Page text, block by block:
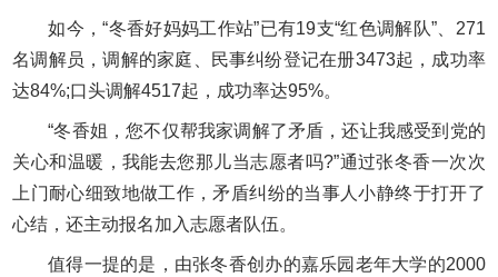
如今，“冬香好妈妈工作站”已有19支“红色调解队”、271
名调解员，调解的家庭、民事纠纷登记在册3473起，成功率
达84%;口头调解4517起，成功率达95%。
“冬香姐，您不仅帮我家调解了矛盾，还让我感受到党的
关心和温暖，我能去您那儿当志愿者吗?”通过张冬香一次次
上门耐心细致地做工作，矛盾纠纷的当事人小静终于打开了
心结，还主动报名加入志愿者队伍。
值得一提的是，由张冬香创办的嘉乐园老年大学的2000